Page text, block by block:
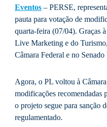
Eventos – PERSE,
pauta para votação de
quarta-feira (07/04). Graças
Live Marketing e do
Câmara Federal e no Senado
Agora, o PL voltou à
modificações recomendadas
o projeto segue para sanção
regulamentado.